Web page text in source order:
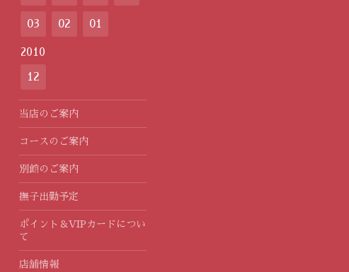
03 02 01
2010
12
当店のご案内
コースのご案内
別館のご案内
撫子出勤予定
ポイント＆VIPカードについ
て
店舗情報